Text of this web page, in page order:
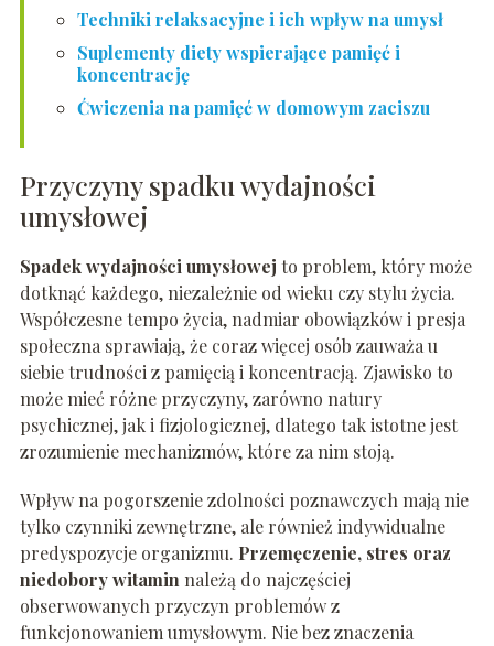
Techniki relaksacyjne i ich wpływ na umysł
Suplementy diety wspierające pamięć i
koncentrację
Ćwiczenia na pamięć w domowym zaciszu
Przyczyny spadku wydajności
umysłowej
Spadek wydajności umysłowej to problem, który może
dotknąć każdego, niezależnie od wieku czy stylu życia.
Współczesne tempo życia, nadmiar obowiązków i presja
społeczna sprawiają, że coraz więcej osób zauważa u
siebie trudności z pamięcią i koncentracją. Zjawisko to
może mieć różne przyczyny, zarówno natury
psychicznej, jak i fizjologicznej, dlatego tak istotne jest
zrozumienie mechanizmów, które za nim stoją.
Wpływ na pogorszenie zdolności poznawczych mają nie
tylko czynniki zewnętrzne, ale również indywidualne
predyspozycje organizmu. Przemęczenie, stres oraz
niedobory witaminnależą do najczęściej
obserwowanych przyczyn problemów z
funkcjonowaniem umysłowym. Nie bez znaczenia